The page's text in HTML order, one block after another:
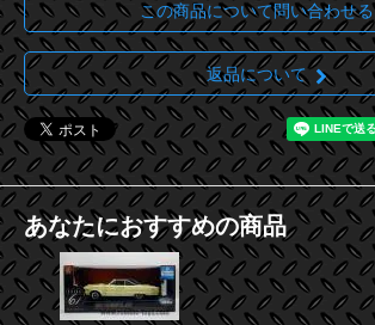
この商品について問い合わせる
返品について
あなたにおすすめの商品